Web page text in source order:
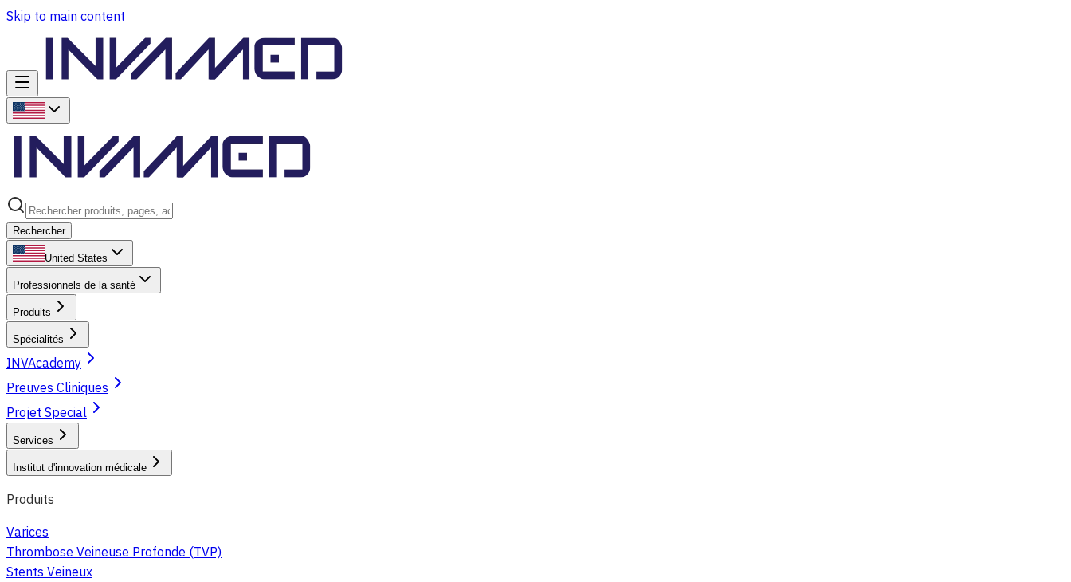
Skip to main content
Rechercher
United States
Professionnels de la santé
Produits
Spécialités
INVAcademy
Preuves Cliniques
Projet Special
Services
Institut d'innovation médicale
Produits
Varices
Thrombose Veineuse Profonde (TVP)
Stents Veineux